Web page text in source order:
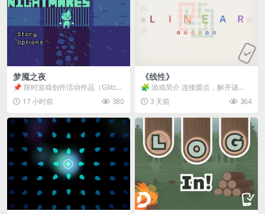
梦魇之夜
📌 限时游戏创作活动作品（Glitch
Game Jam） 📖 故事背景 怪物四...
17 小时前 380
《线性》
🧩 游戏简介 连接圆点，解开谜
题。 ⚠️ 重要提示 所有关卡均可通
关，请确保使用...
3 天前 364